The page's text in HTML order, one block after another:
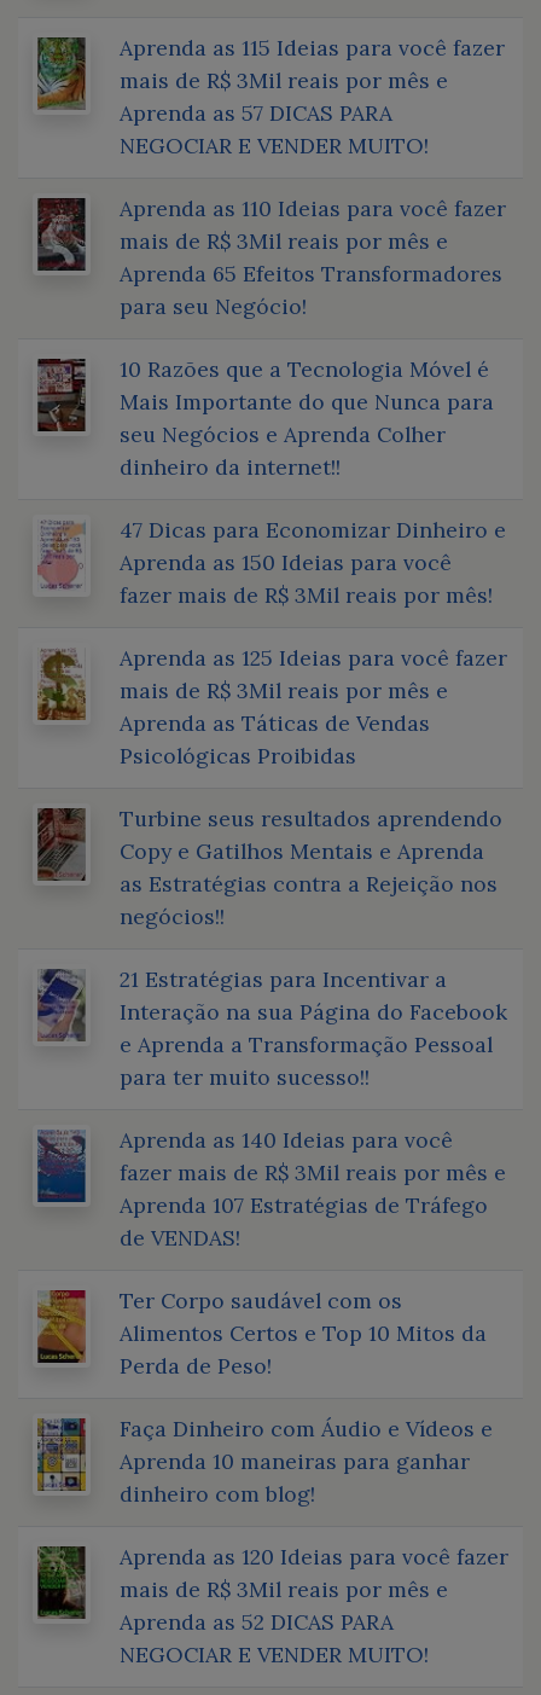
Aprenda as 115 Ideias para você fazer
mais de R$ 3Mil reais por mês e
Aprenda as 57 DICAS PARA
NEGOCIAR E VENDER MUITO!
Aprenda as 110 Ideias para você fazer
mais de R$ 3Mil reais por mês e
Aprenda 65 Efeitos Transformadores
para seu Negócio!
10 Razões que a Tecnologia Móvel é
Mais Importante do que Nunca para
seu Negócios e Aprenda Colher
dinheiro da internet!!
47 Dicas para Economizar Dinheiro e
Aprenda as 150 Ideias para você
fazer mais de R$ 3Mil reais por mês!
Aprenda as 125 Ideias para você fazer
mais de R$ 3Mil reais por mês e
Aprenda as Táticas de Vendas
Psicológicas Proibidas
Turbine seus resultados aprendendo
Copy e Gatilhos Mentais e Aprenda
as Estratégias contra a Rejeição nos
negócios!!
21 Estratégias para Incentivar a
Interação na sua Página do Facebook
e Aprenda a Transformação Pessoal
para ter muito sucesso!!
Aprenda as 140 Ideias para você
fazer mais de R$ 3Mil reais por mês e
Aprenda 107 Estratégias de Tráfego
de VENDAS!
Ter Corpo saudável com os
Alimentos Certos e Top 10 Mitos da
Perda de Peso!
Faça Dinheiro com Áudio e Vídeos e
Aprenda 10 maneiras para ganhar
dinheiro com blog!
Aprenda as 120 Ideias para você fazer
mais de R$ 3Mil reais por mês e
Aprenda as 52 DICAS PARA
NEGOCIAR E VENDER MUITO!